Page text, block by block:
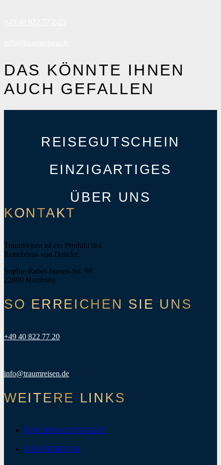
DAS KÖNNTE IHNEN
AUCH GEFALLEN
REISEGUTSCHEIN
EINZIGARTIGES
ÜBER UNS
KONTAKT
Traumreisen ist ein Produkt des
Reisebüros von Daacke.
Sophie-Rahel-Jansen-Str. 98
22609 Hamburg
SO ERREICHEN SIE UNS
+49 40 822 77 20
info@traumreisen.de
WEITERE LINKS
NACHHALTIGKEIT
GÄSTEBUCH